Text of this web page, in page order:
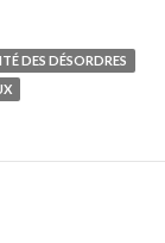
DES DÉSORDRES